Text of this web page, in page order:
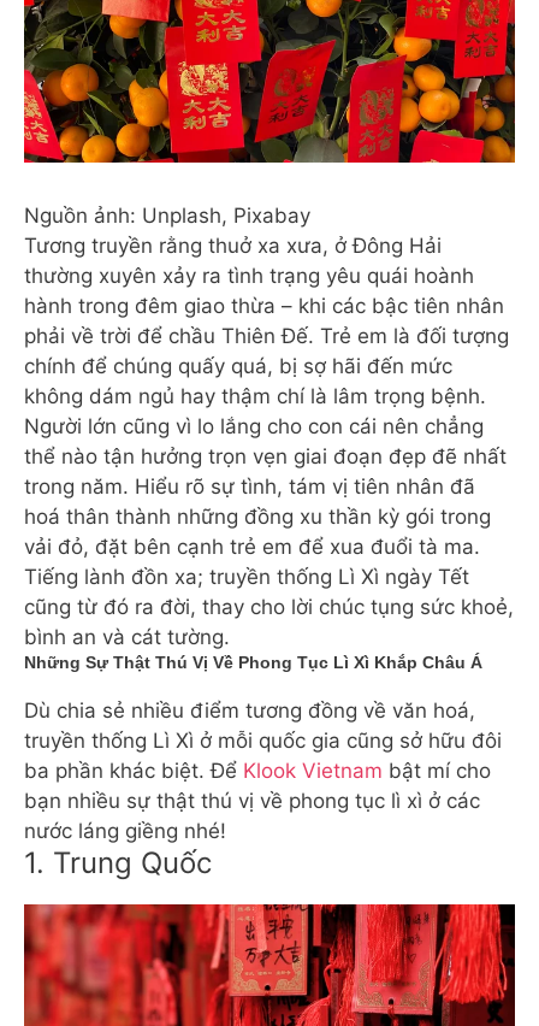
Nguồn ảnh: Unplash, Pixabay
Tương truyền rằng thuở xa xưa, ở Đông Hải
thường xuyên xảy ra tình trạng yêu quái hoành
hành trong đêm giao thừa – khi các bậc tiên nhân
phải về trời để chầu Thiên Đế. Trẻ em là đối tượng
chính để chúng quấy quá, bị sợ hãi đến mức
không dám ngủ hay thậm chí là lâm trọng bệnh.
Người lớn cũng vì lo lắng cho con cái nên chẳng
thể nào tận hưởng trọn vẹn giai đoạn đẹp đẽ nhất
trong năm. Hiểu rõ sự tình, tám vị tiên nhân đã
hoá thân thành những đồng xu thần kỳ gói trong
vải đỏ, đặt bên cạnh trẻ em để xua đuổi tà ma.
Tiếng lành đồn xa; truyền thống Lì Xì ngày Tết
cũng từ đó ra đời, thay cho lời chúc tụng sức khoẻ,
bình an và cát tường.
Những Sự Thật Thú Vị Về Phong Tục Lì Xì Khắp Châu Á
Dù chia sẻ nhiều điểm tương đồng về văn hoá,
truyền thống Lì Xì ở mỗi quốc gia cũng sở hữu đôi
ba phần khác biệt. Để Klook Vietnam bật mí cho
bạn nhiều sự thật thú vị về phong tục lì xì ở các
nước láng giềng nhé!
1. Trung Quốc